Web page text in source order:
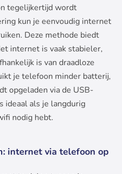
tegelijkertijd wordt
kun je eenvoudig internet
Deze methode biedt
internet is vaak stabieler,
is van draadloze
je telefoon minder batterij,
opgeladen via de USB-
ideaal als je langdurig
nodig hebt.
internet via telefoon op